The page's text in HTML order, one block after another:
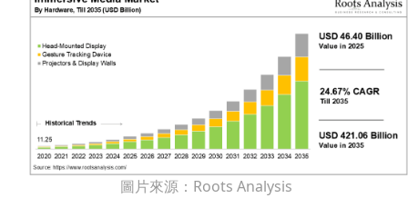
圖片來源：Roots Analysis